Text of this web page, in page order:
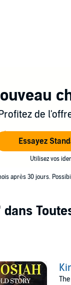
de
Essayez
Utilisez vos
après 30 jours.
dans